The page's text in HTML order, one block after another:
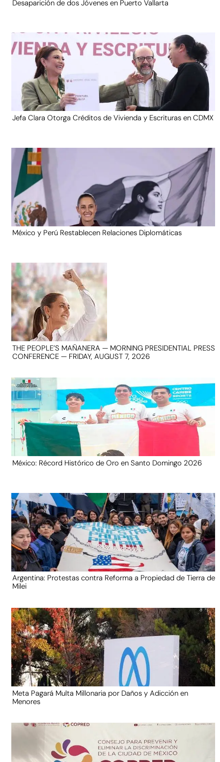
Desaparición de dos Jóvenes en Puerto Vallarta
Jefa Clara Otorga Créditos de Vivienda y Escrituras en CDMX
México y Perú Restablecen Relaciones Diplomáticas
THE PEOPLE’S MAÑANERA — MORNING PRESIDENTIAL PRESS
CONFERENCE — FRIDAY, AUGUST 7, 2026
México: Récord Histórico de Oro en Santo Domingo 2026
Argentina: Protestas contra Reforma a Propiedad de Tierra de
Milei
Meta Pagará Multa Millonaria por Daños y Adicción en
Menores